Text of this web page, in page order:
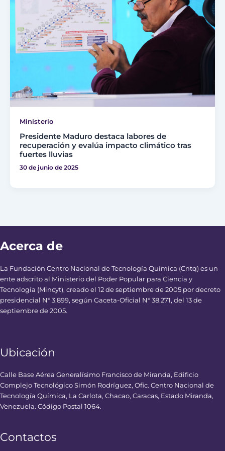
Ministerio
Presidente Maduro destaca labores de
recuperación y evalúa impacto climático tras
fuertes lluvias
30 de junio de 2025
Acerca de
La Fundación Centro Nacional de Tecnología Química (Cntq) es un
ente adscrito al Ministerio del Poder Popular para Ciencia y
Tecnología (Mincyt), creado el 12 de septiembre de 2005 por decreto
presidencial N° 3.899, según Gaceta-Oficial N° 38.271, del 13 de
septiembre de 2005.
Ubicación
Calle Base Aérea Generalísimo Francisco de Miranda, Edificio
Complejo Tecnológico Simón Rodríguez, Ofic. Centro Nacional de
Tecnología Química, La Carlota, Chacao, Caracas, Estado Miranda,
Venezuela. Código Postal 1064.
Contactos